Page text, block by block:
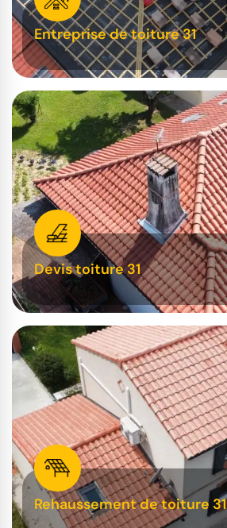
Entreprise de toiture 31
Devis toiture 31
Rehaussement de toiture 31